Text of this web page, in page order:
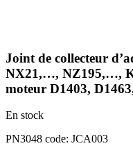
Joint de collecteur
NX21,…, NZ195,…,
moteur D1403,
En stock
PN3048 code: JCA003